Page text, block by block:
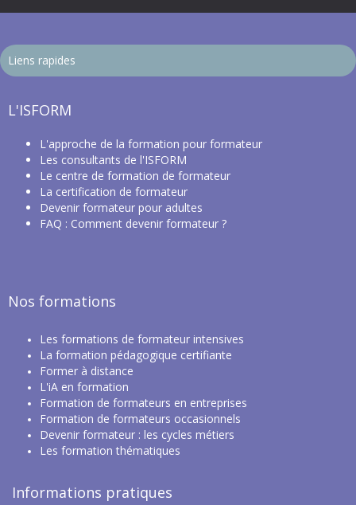
Liens rapides
L'ISFORM
L'approche de la formation pour formateur
Les consultants de l'ISFORM
Le centre de formation de formateur
La certification de formateur
Devenir formateur pour adultes
FAQ : Comment devenir formateur ?
Nos formations
Les formations de formateur intensives
La formation pédagogique certifiante
Former à distance
L'iA en formation
Formation de formateurs en entreprises
Formation de formateurs occasionnels
Devenir formateur : les cycles métiers
Les formation thématiques
Informations pratiques